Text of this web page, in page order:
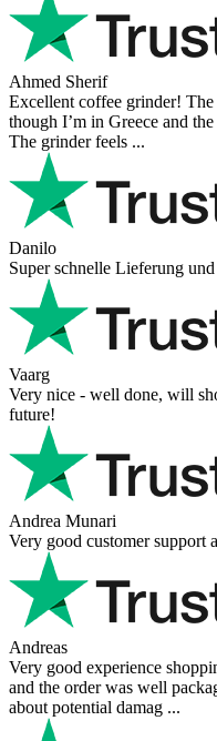
Ahmed Sherif
Excellent coffee grinder!
though I’m in Greece and
The grinder feels ...
Danilo
Super schnelle Lieferung
Vaarg
Very nice - well done, will
future!
Andrea Munari
Very good customer support
Andreas
Very good experience
and the order was well
about potential damag ...